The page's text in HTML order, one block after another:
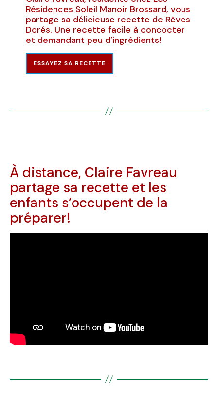
Résidences Soleil Manoir Brossard, vous
partage sa délicieuse recette de Rêves
Dorés. Une recette facile à concocter
et demandant peu d’ingrédients!
ESSAYEZ SA RECETTE
À distance, Claire Favreau
partage sa recette et les
enfants s’occupent de la
préparer!